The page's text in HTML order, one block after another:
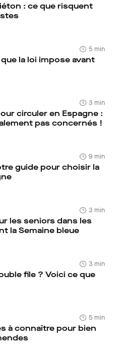
: ce que risquent
5 min
la loi impose avant
3 min
circuler en Espagne :
pas concernés !
9 min
guide pour choisir la
3 min
les seniors dans les
la Semaine bleue
3 min
file ? Voici ce que
5 min
à connaître pour bien